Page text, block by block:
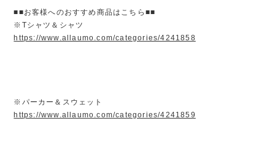
■■お客様へのおすすめ商品はこちら■■
※Tシャツ＆シャツ
https://www.allaumo.com/categories/4241858
※パーカー＆スウェット
https://www.allaumo.com/categories/4241859